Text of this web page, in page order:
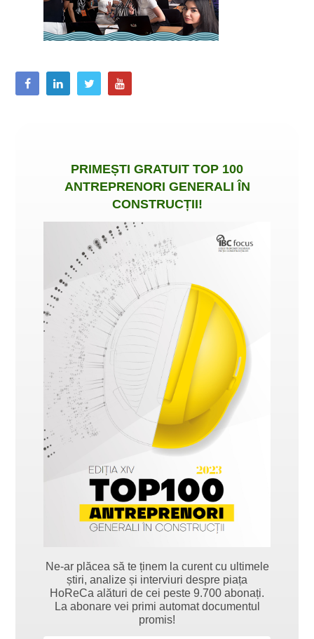
PRIMEȘTI GRATUIT TOP 100
ANTREPRENORI GENERALI ÎN
CONSTRUCȚII!
Ne-ar plăcea să te ținem la curent cu ultimele
știri, analize și interviuri despre piața
HoReCa alături de cei peste 9.700 abonați.
La abonare vei primi automat documentul
promis!